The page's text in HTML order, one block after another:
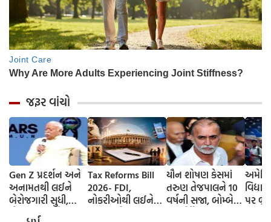
જરૂર વાંચો
Gen Z પ્રદર્શન અને
અનામતથી લઈને
બેરોજગારી સુધી,
મોહન ભાગવતે બધા
Tax Reforms Bill
2026- FDI,
નોકરીઓથી લઈને
યૌન શોષણ કેસમાં
તરુણ તેજપાલને 10
વર્ષની સજા, બોમ્બે
પર